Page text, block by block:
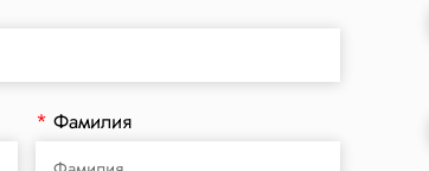
*Фамилия